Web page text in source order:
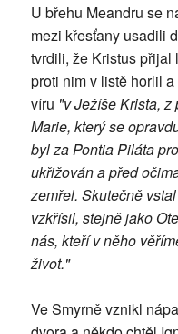
U břehu Meandru se
mezi křesťany usadili
tvrdili, že Kristus
proti nim v listě horlil
víru "v Ježíše Krista,
Marie, který se
byl za Pontia Piláta
ukřižován a před
zemřel. Skutečně
vzkřísil, stejně jako
nás, kteří v něho
život."
Ve Smyrně vznikl